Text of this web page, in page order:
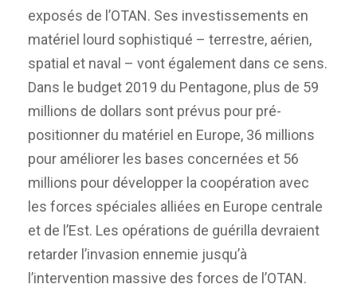
exposés de l’OTAN. Ses investissements en
matériel lourd sophistiqué – terrestre, aérien,
spatial et naval – vont également dans ce sens.
Dans le budget 2019 du Pentagone, plus de 59
millions de dollars sont prévus pour pré-
positionner du matériel en Europe, 36 millions
pour améliorer les bases concernées et 56
millions pour développer la coopération avec
les forces spéciales alliées en Europe centrale
et de l’Est. Les opérations de guérilla devraient
retarder l’invasion ennemie jusqu’à
l’intervention massive des forces de l’OTAN.